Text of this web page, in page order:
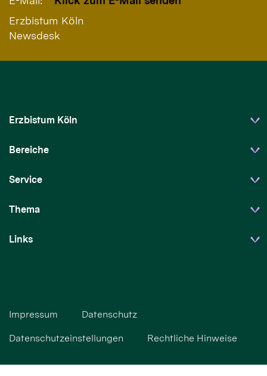
Erzbistum Köln
Newsdesk
Erzbistum Köln
Bereiche
Service
Thema
Links
Impressum Datenschutz
Datenschutzeinstellungen Rechtliche Hinweise